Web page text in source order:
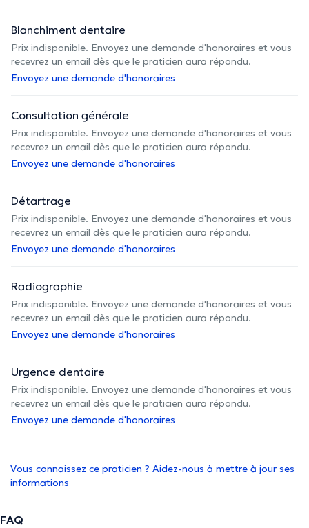
Blanchiment dentaire
Prix indisponible. Envoyez une demande d'honoraires et vous
recevrez un email dès que le praticien aura répondu.
Envoyez une demande d'honoraires
Consultation générale
Prix indisponible. Envoyez une demande d'honoraires et vous
recevrez un email dès que le praticien aura répondu.
Envoyez une demande d'honoraires
Détartrage
Prix indisponible. Envoyez une demande d'honoraires et vous
recevrez un email dès que le praticien aura répondu.
Envoyez une demande d'honoraires
Radiographie
Prix indisponible. Envoyez une demande d'honoraires et vous
recevrez un email dès que le praticien aura répondu.
Envoyez une demande d'honoraires
Urgence dentaire
Prix indisponible. Envoyez une demande d'honoraires et vous
recevrez un email dès que le praticien aura répondu.
Envoyez une demande d'honoraires
Vous connaissez ce praticien ? Aidez-nous à mettre à jour ses
informations
FAQ